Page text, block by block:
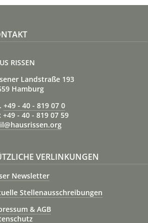
RISSEN
Landstraße 193
Hamburg
+49 - 40 - 819 07 0
+49 - 40 - 819 07 59
VERLINKUNGEN
Newsletter
Stellenausschreibungen
& AGB